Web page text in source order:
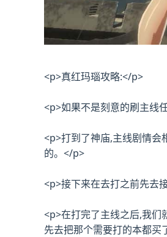
<p>真红玛瑙攻略:</p>
<p>如果不是刻意的刷主线
<p>打到了神庙,主线剧情会
的。</p>
<p>接下来在去打之前先去
<p>在打完了主线之后,我们
先去把那个需要打的本都买